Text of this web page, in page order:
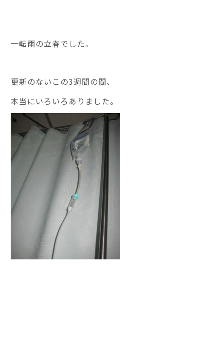
一転雨の立春でした。
更新のないこの3週間の間、
本当にいろいろありました。